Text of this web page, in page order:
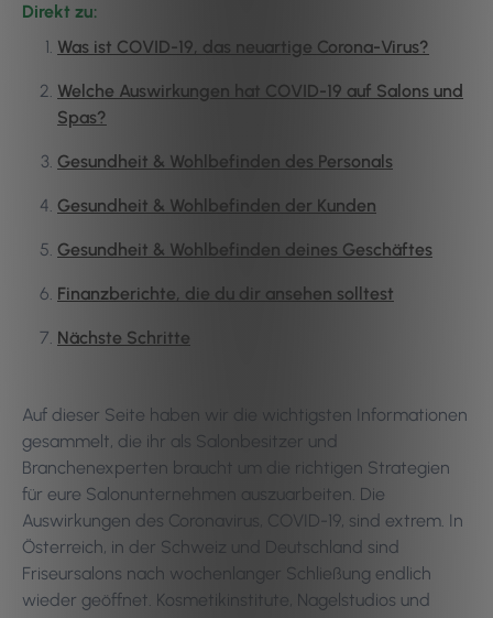
Direkt zu:
Was ist COVID-19, das neuartige Corona-Virus?
Welche Auswirkungen hat COVID-19 auf Salons und
Spas?
Gesundheit & Wohlbefinden des Personals
Gesundheit & Wohlbefinden der Kunden
Gesundheit & Wohlbefinden deines Geschäftes
Finanzberichte, die du dir ansehen solltest
Nächste Schritte
Auf dieser Seite haben wir die wichtigsten Informationen
gesammelt, die ihr als Salonbesitzer und
Branchenexperten braucht um die richtigen Strategien
für eure Salonunternehmen auszuarbeiten. Die
Auswirkungen des Coronavirus, COVID-19, sind extrem. In
Österreich, in der Schweiz und Deutschland sind
Friseursalons nach wochenlanger Schließung endlich
wieder geöffnet. Kosmetikinstitute, Nagelstudios und